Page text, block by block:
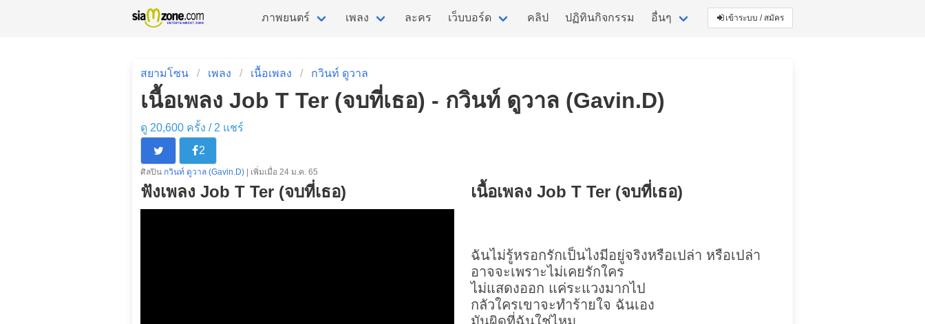
ภาพยนตร์ เพลง ละคร เว็บบอร์ด คลิป ปฏิทินกิจกรรม อื่นๆ เข้าระบบ / สมัคร
สยามโซน เพลง เนื้อเพลง กวินท์ ดูวาล
เนื้อเพลง Job T Ter (จบที่เธอ) - กวินท์ ดูวาล (Gavin.D)
ดู 20,600 ครั้ง / 2 แชร์
2
ศิลปิน กวินท์ ดูวาล (Gavin.D) | เพิ่มเมื่อ 24 ม.ค. 65
ฟังเพลง Job T Ter (จบที่เธอ) เนื้อเพลง Job T Ter (จบที่เธอ)
ฉันไม่รู้หรอกรักเป็นไงมีอยู่จริงหรือเปล่า หรือเปล่า
อาจจะเพราะไม่เคยรักใคร
ไม่แสดงออก แค่ระแวงมากไป
กลัวใครเขาจะทำร้ายใจ ฉันเอง